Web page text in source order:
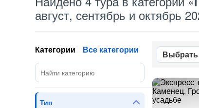
август, сентябрь и октябрь
Выбрать
Категории Все категории
Тип